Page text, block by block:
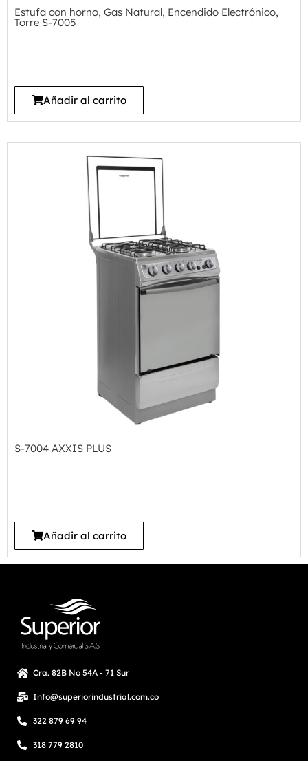
Estufa con horno, Gas Natural, Encendido Electrónico,
Torre S-7005
Añadir al carrito
S-7004 AXXIS PLUS
Añadir al carrito
Cra. 82B No 54A - 71 Sur
Info@superiorindustrial.com.co
322 879 69 94
318 779 2810